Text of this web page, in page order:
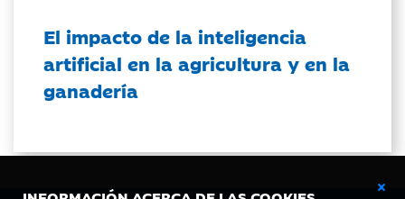
El impacto de la inteligencia
artificial en la agricultura y en la
ganadería